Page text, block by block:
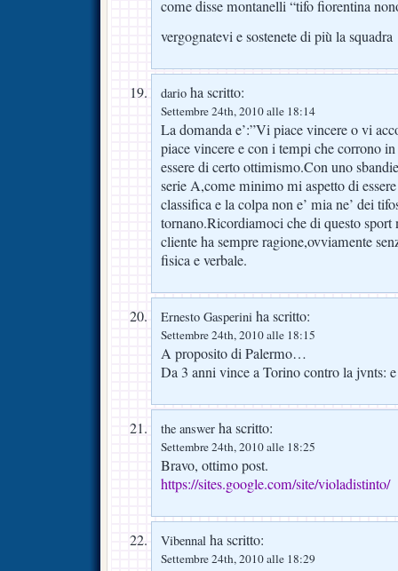
come disse montanelli “tifo fiorentina
vergognatevi e sostenete di più la squadra
dario ha scritto:
Settembre 24th, 2010 alle 18:14
La domanda e’:”Vi piace vincere o vi
piace vincere e con i tempi che corrono
essere di certo ottimismo.Con uno
serie A,come minimo mi aspetto di
classifica e la colpa non e’ mia ne’ dei
tornano.Ricordiamoci che di questo
cliente ha sempre ragione,ovviamente
fisica e verbale.
Ernesto Gasperini ha scritto:
Settembre 24th, 2010 alle 18:15
A proposito di Palermo…
Da 3 anni vince a Torino contro la jvnts:
the answer ha scritto:
Settembre 24th, 2010 alle 18:25
Bravo, ottimo post.
https://sites.google.com/site/violadistinto/
Vibennal ha scritto:
Settembre 24th, 2010 alle 18:29